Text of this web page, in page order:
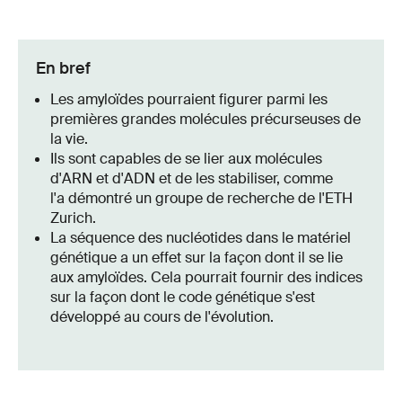
En bref
Les amyloïdes pourraient figurer parmi les
premières grandes molécules précurseuses de
la vie.
Ils sont capables de se lier aux molécules
d'ARN et d'ADN et de les stabiliser, comme
l'a démontré un groupe de recherche de l'ETH
Zurich.
La séquence des nucléotides dans le matériel
génétique a un effet sur la façon dont il se lie
aux amyloïdes. Cela pourrait fournir des indices
sur la façon dont le code génétique s'est
développé au cours de l'évolution.